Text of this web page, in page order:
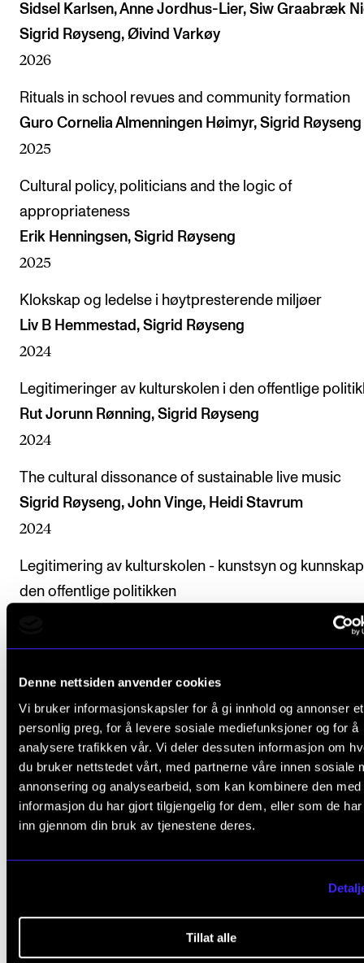
Denne nettsiden anvender cookies
Vi bruker informasjonskapsler for å gi innhold og annonser et
personlig preg, for å levere sosiale mediefunksjoner og for å
analysere trafikken vår. Vi deler dessuten informasjon om
du bruker nettstedet vårt, med partnerne våre innen sosiale
annonsering og analysearbeid, som kan kombinere den med
informasjon du har gjort tilgjengelig for dem, eller som de
inn gjennom din bruk av tjenestene deres.
Tillat alle
Sidsel Karlsen, Anne Jordhus-Lier, Siw Graabræk
Sigrid Røyseng, Øivind Varkøy
2026
Rituals in school revues and community formation
Guro Cornelia Almenningen Høimyr, Sigrid Røyseng
2025
Cultural policy, politicians and the logic of
appropriateness
Erik Henningsen, Sigrid Røyseng
2025
Klokskap og ledelse i høytpresterende miljøer
Liv B Hemmestad, Sigrid Røyseng
2024
Legitimeringer av kulturskolen i den offentlige
Rut Jorunn Rønning, Sigrid Røyseng
2024
The cultural dissonance of sustainable live music
Sigrid Røyseng, John Vinge, Heidi Stavrum
2024
Legitimering av kulturskolen - kunstsyn og
den offentlige politikken
Locating the politics of cultural policy
Ragnar Andreas Audunson, Erik Henningsen, Håkon
Larsen, Sigrid Røyseng, Louise Ejgod Hansen
2023
Moral economies in the community of Norwegian
music practices